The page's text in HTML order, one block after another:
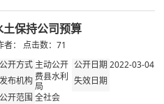
保持公司预算
： 点击数： 71
公开方式 主动公开 公开日期2022-03-04
发布机构费县水利
局
失效日期
公开范围全社会